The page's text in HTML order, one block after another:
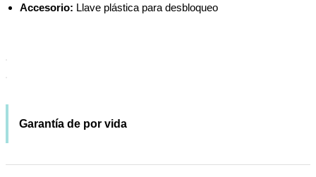
Accesorio: Llave plástica para desbloqueo
Garantía de por vida